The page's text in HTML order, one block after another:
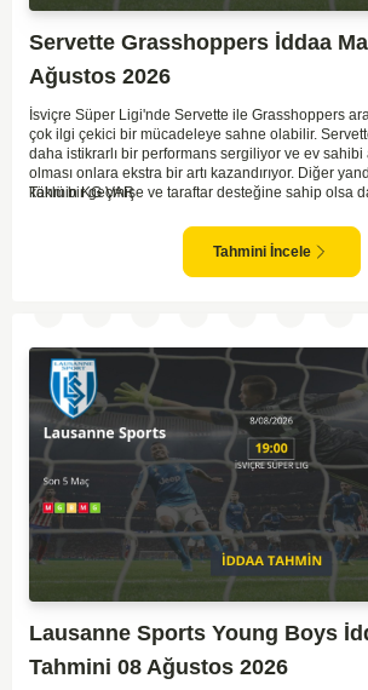
Servette Grasshoppers İddaa
Ağustos 2026
İsviçre Süper Ligi'nde Servette ile Grasshoppers
çok ilgi çekici bir mücadeleye sahne olabilir.
daha istikrarlı bir performans sergiliyor ve ev sahibi
olması onlara ekstra bir artı kazandırıyor. Diğer
köklü bir geçmişe ve taraftar desteğine sahip olsa
genellikle maçlarda gol yollarında etkili olurken,
anlamında zaman zaman sorunlar yaşayabiliyor. Bu
karşılaşmanın gollü geçmesi muhtemel gözüküyor.
Tahmin KG VAR
Tahmini İncele
Lausanne Sports Young Boys
Tahmini 08 Ağustos 2026